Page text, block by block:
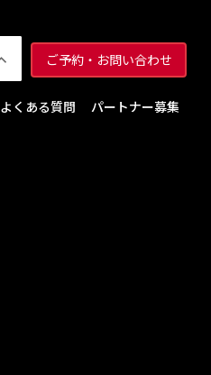
ご予約・お問い合わせ
よくある質問 パートナー募集